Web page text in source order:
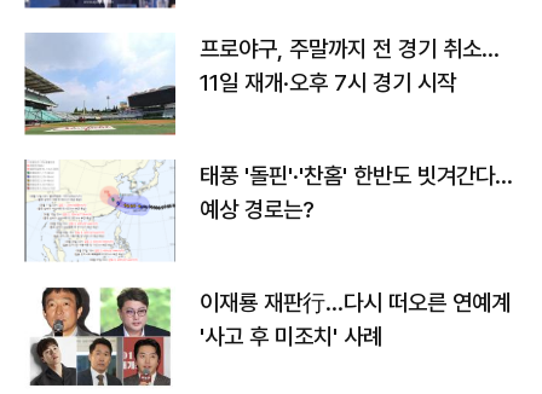
프로야구, 주말까지 전 경기 취소…
11일 재개·오후 7시 경기 시작
태풍 '돌핀'·'찬홈' 한반도 빗겨간다…
예상 경로는?
이재룡 재판行…다시 떠오른 연예계
'사고 후 미조치' 사례